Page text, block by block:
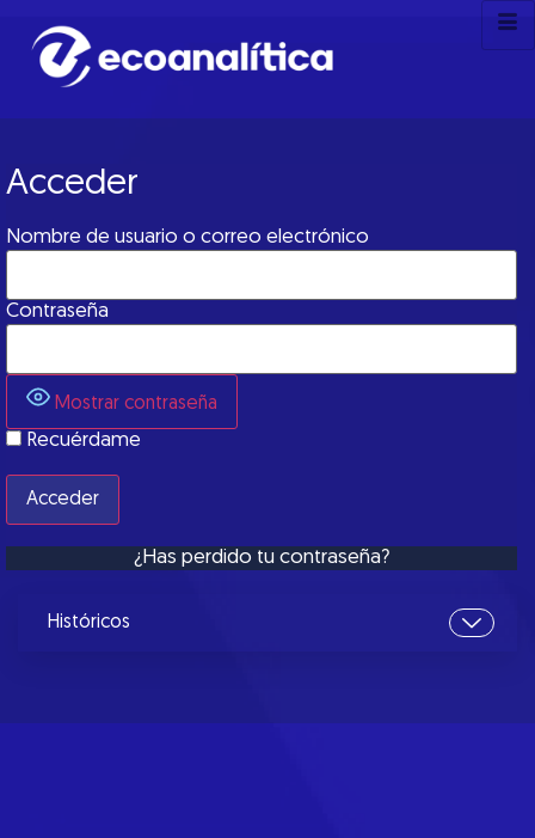
Acceder
Nombre de usuario o correo electrónico
Contraseña
Mostrar contraseña
Recuérdame
¿Has perdido tu contraseña?
Históricos